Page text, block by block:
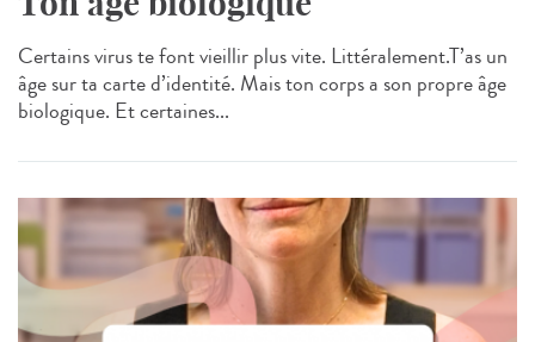
Certains virus te font vieillir plus vite. Littéralement.T’as un
âge sur ta carte d’identité. Mais ton corps a son propre âge
biologique. Et certaines...